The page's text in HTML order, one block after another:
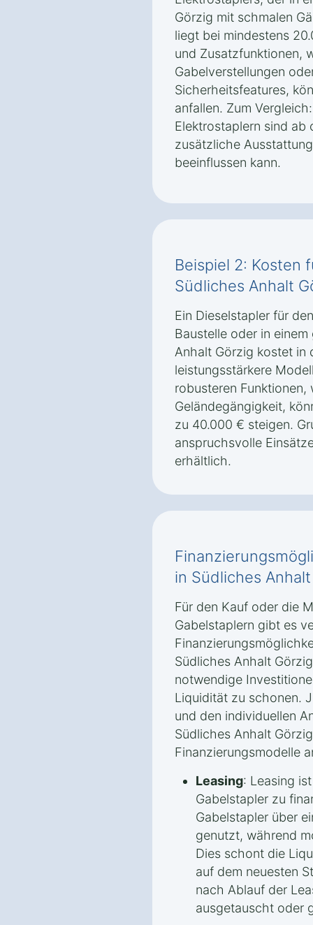
Görzig mit schmalen
liegt bei mindestens
und Zusatzfunktionen,
Gabelverstellungen
Sicherheitsfeatures,
anfallen. Zum
Elektrostaplern sind
zusätzliche
beeinflussen kann.
Beispiel 2: Kosten
Südliches Anhalt
Ein Dieselstapler für
Baustelle oder in
Anhalt Görzig kostet in
leistungsstärkere
robusteren
Geländegängigkeit,
zu 40.000 € steigen.
anspruchsvolle
erhältlich.
in Südliches
Für den Kauf oder die
Gabelstaplern gibt es
Südliches Anhalt
notwendige
Liquidität zu schonen.
und den individuellen
Südliches Anhalt
Finanzierungsmodelle
Leasing: Leasing
Gabelstapler zu
Gabelstapler über
genutzt, während
Dies schont die
auf dem neuesten
nach Ablauf der
ausgetauscht oder